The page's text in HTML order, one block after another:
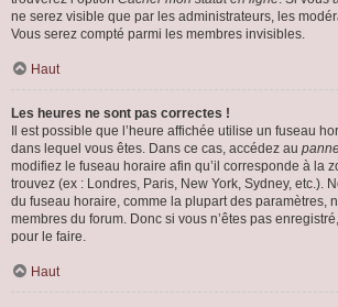
ne serez visible que par les administrateurs, les
Vous serez compté parmi les membres invisibles.
Haut
Les heures ne sont pas correctes !
Il est possible que l’heure affichée utilise un fuseau
dans lequel vous êtes. Dans ce cas, accédez au
modifiez le fuseau horaire afin qu’il corresponde à la
trouvez (ex : Londres, Paris, New York, Sydney, etc.).
du fuseau horaire, comme la plupart des paramètres,
membres du forum. Donc si vous n’êtes pas
pour le faire.
Haut